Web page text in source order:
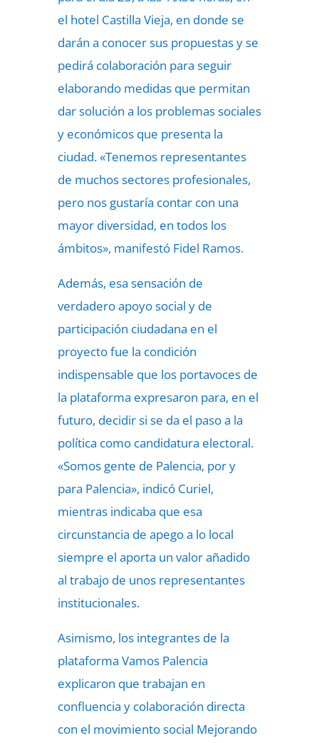
el hotel Castilla Vieja, en donde se
darán a conocer sus propuestas y se
pedirá colaboración para seguir
elaborando medidas que permitan
dar solución a los problemas sociales
y económicos que presenta la
ciudad. «Tenemos representantes
de muchos sectores profesionales,
pero nos gustaría contar con una
mayor diversidad, en todos los
ámbitos», manifestó Fidel Ramos.
Además, esa sensación de
verdadero apoyo social y de
participación ciudadana en el
proyecto fue la condición
indispensable que los portavoces de
la plataforma expresaron para, en el
futuro, decidir si se da el paso a la
política como candidatura electoral.
«Somos gente de Palencia, por y
para Palencia», indicó Curiel,
mientras indicaba que esa
circunstancia de apego a lo local
siempre el aporta un valor añadido
al trabajo de unos representantes
institucionales.
Asimismo, los integrantes de la
plataforma Vamos Palencia
explicaron que trabajan en
confluencia y colaboración directa
con el movimiento social Mejorando